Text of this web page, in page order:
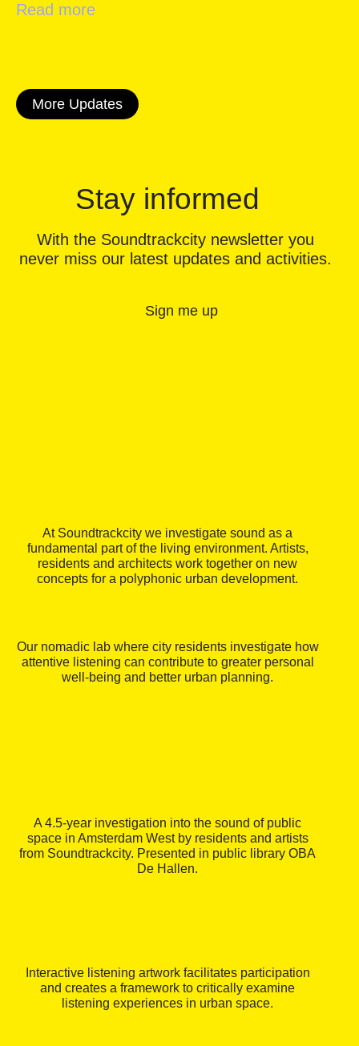
Read more
More Updates
Stay informed
With the Soundtrackcity newsletter you
never miss our latest updates and activities.
Sign me up
At Soundtrackcity we investigate sound as a
fundamental part of the living environment. Artists,
residents and architects work together on new
concepts for a polyphonic urban development.
Our nomadic lab where city residents investigate how
attentive listening can contribute to greater personal
well-being and better urban planning.
A 4.5-year investigation into the sound of public
space in Amsterdam West by residents and artists
from Soundtrackcity. Presented in public library OBA
De Hallen.
Interactive listening artwork facilitates participation
and creates a framework to critically examine
listening experiences in urban space.